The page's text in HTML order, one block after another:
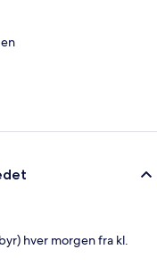
hver morgen fra kl.